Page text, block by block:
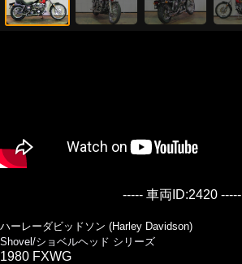
----- 車両ID:2420 -----
ハーレーダビッドソン (Harley Davidson)
Shovel/ショベルヘッド シリーズ
1980 FXWG